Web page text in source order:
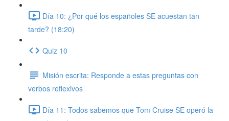
Día 10: ¿Por qué los españoles SE acuestan tan
tarde? (18:20)
Quiz 10
Misión escrita: Responde a estas preguntas con
verbos reflexivos
Día 11: Todos sabemos que Tom Cruise SE operó la